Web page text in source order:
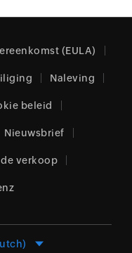
(EULA)
Naleving
beleid
Nieuwsbrief
verkoop